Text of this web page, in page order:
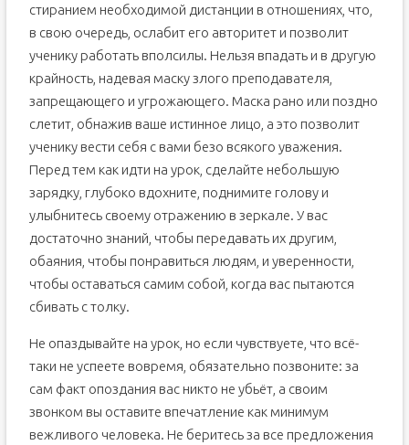
стиранием необходимой дистанции в отношениях, что,
в свою очередь, ослабит его авторитет и позволит
ученику работать вполсилы. Нельзя впадать и в другую
крайность, надевая маску злого преподавателя,
запрещающего и угрожающего. Маска рано или поздно
слетит, обнажив ваше истинное лицо, а это позволит
ученику вести себя с вами безо всякого уважения.
Перед тем как идти на урок, сделайте небольшую
зарядку, глубоко вдохните, поднимите голову и
улыбнитесь своему отражению в зеркале. У вас
достаточно знаний, чтобы передавать их другим,
обаяния, чтобы понравиться людям, и уверенности,
чтобы оставаться самим собой, когда вас пытаются
сбивать с толку.
Не опаздывайте на урок, но если чувствуете, что всё-
таки не успеете вовремя, обязательно позвоните: за
сам факт опоздания вас никто не убьёт, а своим
звонком вы оставите впечатление как минимум
вежливого человека. Не беритесь за все предложения